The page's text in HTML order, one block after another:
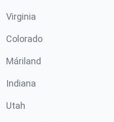
Virginia
Colorado
Máriland
Indiana
Utah